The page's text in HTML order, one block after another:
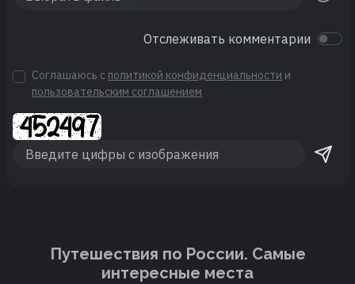
Отслеживать комментарии
Соглашаюсь с политикой конфиденциальности и
пользовательским соглашением
Путешествия по России. Cамые
интересные места